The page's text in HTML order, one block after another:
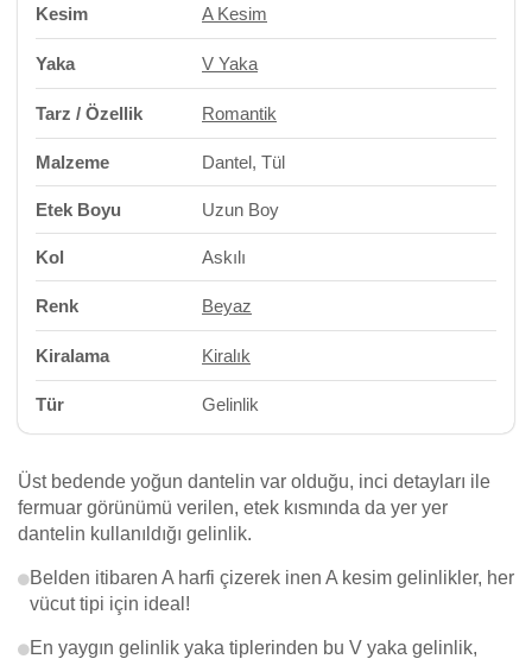
Kesim A Kesim
Yaka V Yaka
Tarz / Özellik Romantik
Malzeme Dantel, Tül
Etek Boyu Uzun Boy
Kol Askılı
Renk Beyaz
Kiralama Kiralık
Tür Gelinlik
Üst bedende yoğun dantelin var olduğu, inci detayları ile
fermuar görünümü verilen, etek kısmında da yer yer
dantelin kullanıldığı gelinlik.
Belden itibaren A harfi çizerek inen A kesim gelinlikler, her
vücut tipi için ideal!
En yaygın gelinlik yaka tiplerinden bu V yaka gelinlik,